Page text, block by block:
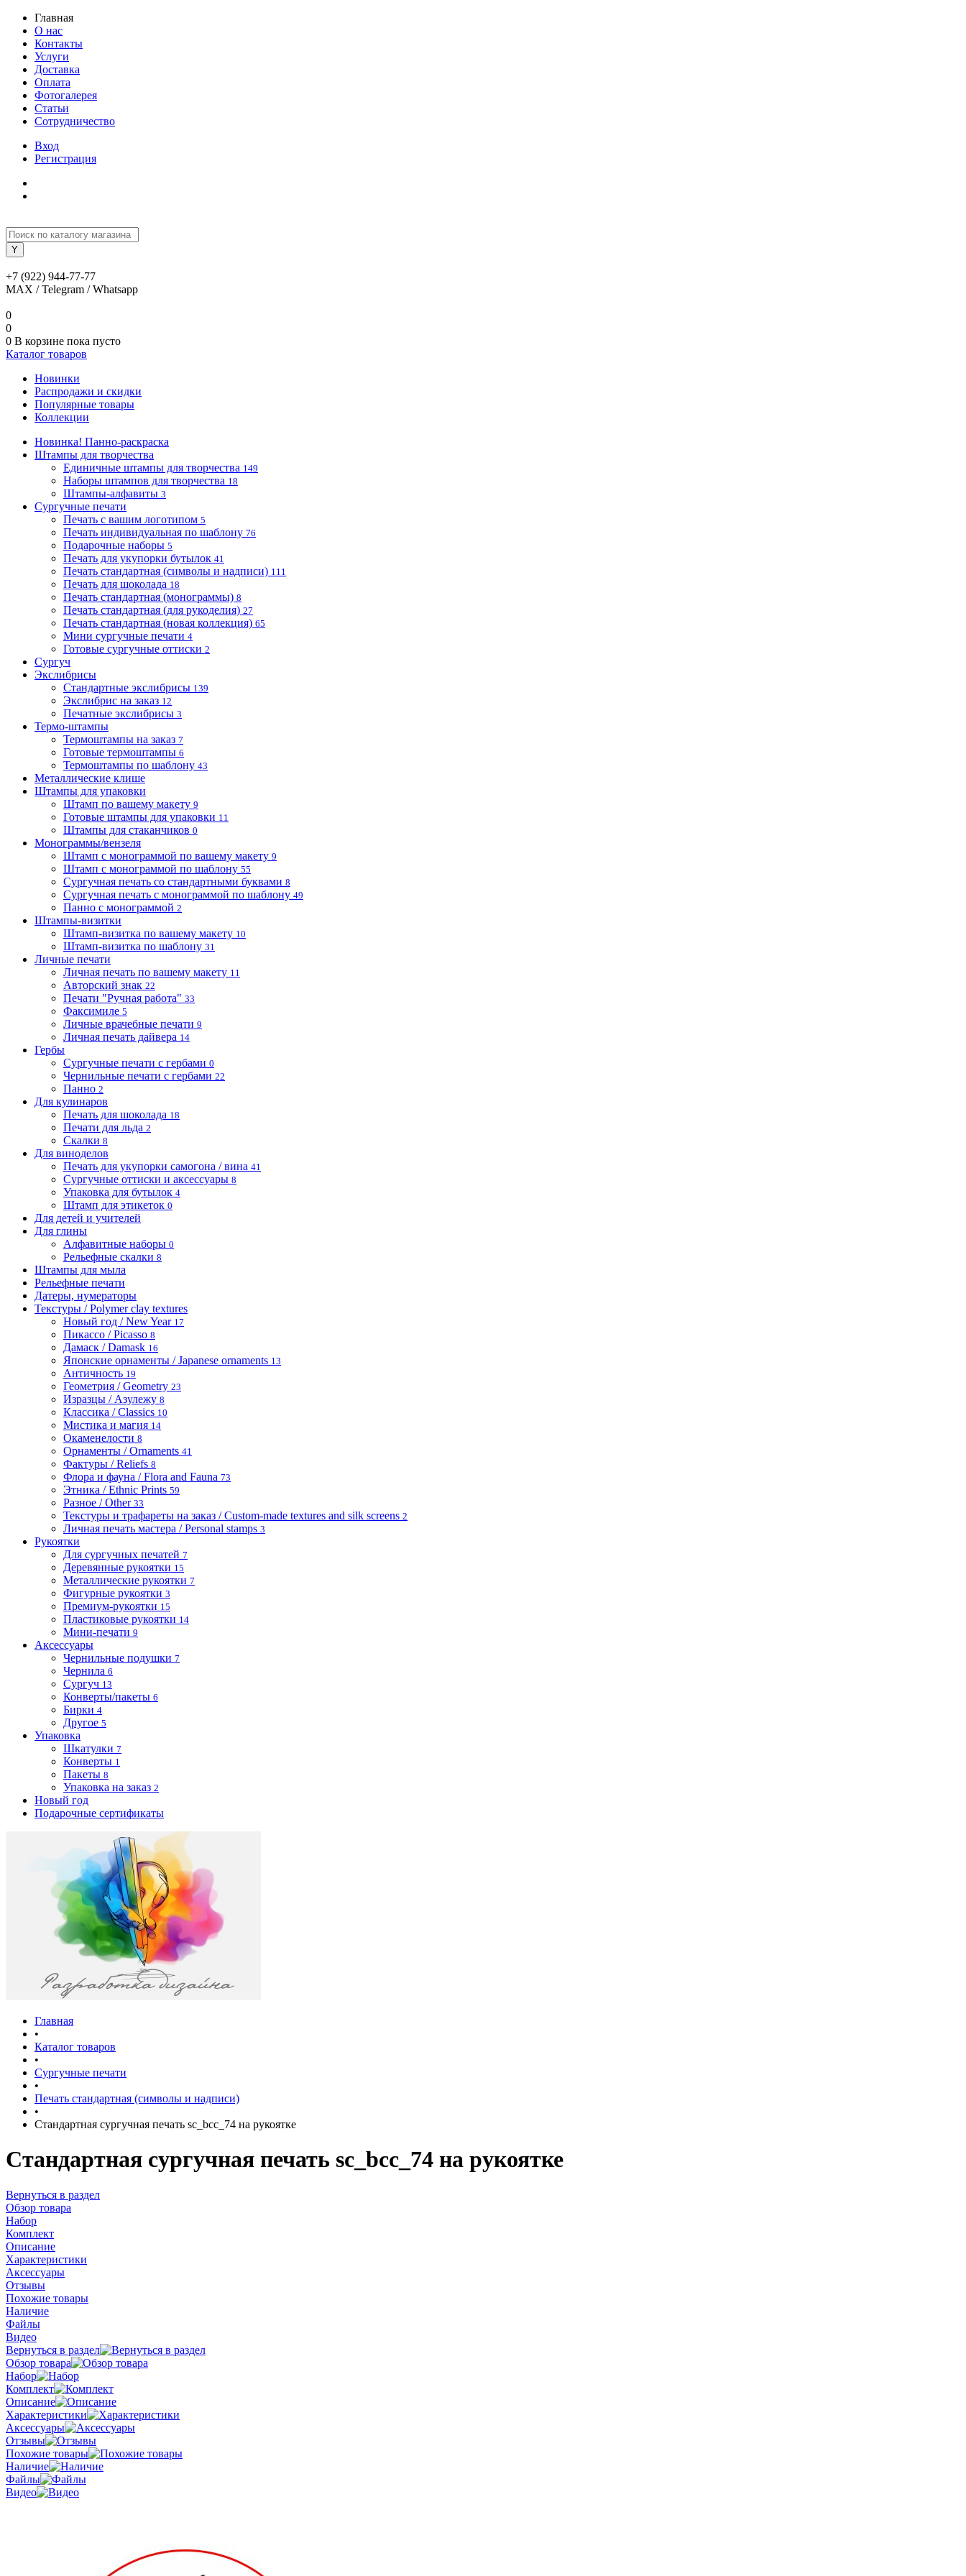
Главная
О нас
Контакты
Услуги
Доставка
Оплата
Фотогалерея
Статьи
Сотрудничество
Вход
Регистрация
+7 (922) 944-77-77
MAX / Telegram / Whatsapp
0
0
0 В корзине пока пусто
Каталог товаров
Новинки
Распродажи и скидки
Популярные товары
Коллекции
Новинка! Панно-раскраска
Штампы для творчества
Единичные штампы для творчества 149
Наборы штампов для творчества 18
Штампы-алфавиты 3
Сургучные печати
Печать с вашим логотипом 5
Печать индивидуальная по шаблону 76
Подарочные наборы 5
Печать для укупорки бутылок 41
Печать стандартная (символы и надписи) 111
Печать для шоколада 18
Печать стандартная (монограммы) 8
Печать стандартная (для рукоделия) 27
Печать стандартная (новая коллекция) 65
Мини сургучные печати 4
Готовые сургучные оттиски 2
Сургуч
Экслибрисы
Стандартные экслибрисы 139
Экслибрис на заказ 12
Печатные экслибрисы 3
Термо-штампы
Термоштампы на заказ 7
Готовые термоштампы 6
Термоштампы по шаблону 43
Металлические клише
Штампы для упаковки
Штамп по вашему макету 9
Готовые штампы для упаковки 11
Штампы для стаканчиков 0
Монограммы/вензеля
Штамп с монограммой по вашему макету 9
Штамп с монограммой по шаблону 55
Сургучная печать со стандартными буквами 8
Сургучная печать с монограммой по шаблону 49
Панно с монограммой 2
Штампы-визитки
Штамп-визитка по вашему макету 10
Штамп-визитка по шаблону 31
Личные печати
Личная печать по вашему макету 11
Авторский знак 22
Печати "Ручная работа" 33
Факсимиле 5
Личные врачебные печати 9
Личная печать дайвера 14
Гербы
Сургучные печати с гербами 0
Чернильные печати с гербами 22
Панно 2
Для кулинаров
Печать для шоколада 18
Печати для льда 2
Скалки 8
Для виноделов
Печать для укупорки самогона / вина 41
Сургучные оттиски и аксессуары 8
Упаковка для бутылок 4
Штамп для этикеток 0
Для детей и учителей
Для глины
Алфавитные наборы 0
Рельефные скалки 8
Штампы для мыла
Рельефные печати
Датеры, нумераторы
Текстуры / Polymer clay textures
Новый год / New Year 17
Пикассо / Picasso 8
Дамаск / Damask 16
Японские орнаменты / Japanese ornaments 13
Античность 19
Геометрия / Geometry 23
Изразцы / Азулежу 8
Классика / Classics 10
Мистика и магия 14
Окаменелости 8
Орнаменты / Ornaments 41
Фактуры / Reliefs 8
Флора и фауна / Flora and Fauna 73
Этника / Ethnic Prints 59
Разное / Other 33
Текстуры и трафареты на заказ / Custom-made textures and silk screens 2
Личная печать мастера / Personal stamps 3
Рукоятки
Для сургучных печатей 7
Деревянные рукоятки 15
Металлические рукоятки 7
Фигурные рукоятки 3
Премиум-рукоятки 15
Пластиковые рукоятки 14
Мини-печати 9
Аксессуары
Чернильные подушки 7
Чернила 6
Сургуч 13
Конверты/пакеты 6
Бирки 4
Другое 5
Упаковка
Шкатулки 7
Конверты 1
Пакеты 8
Упаковка на заказ 2
Новый год
Подарочные сертификаты
Главная
•
Каталог товаров
•
Сургучные печати
•
Печать стандартная (символы и надписи)
•
Стандартная сургучная печать sc_bcc_74 на рукоятке
Стандартная сургучная печать sc_bcc_74 на рукоятке
Вернуться в раздел
Обзор товара
Набор
Комплект
Описание
Характеристики
Аксессуары
Отзывы
Похожие товары
Наличие
Файлы
Видео
Вернуться в раздел
Обзор товара
Набор
Комплект
Описание
Характеристики
Аксессуары
Отзывы
Похожие товары
Наличие
Файлы
Видео